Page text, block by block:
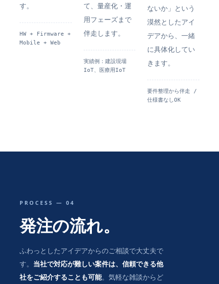
す。
HW + Firmware +
Mobile + Web
て、量産化・運
用フェーズまで
伴走します。
実績例：建設現場
IoT、医療用IoT
ないか」という
漠然としたアイ
デアから、一緒
に具体化してい
きます。
要件整理から伴走 /
仕様書なしOK
PROCESS — 04
発注の流れ。
ふわっとしたアイデアからのご相談で大丈夫で
す。 当社で対応が難しい案件は、信頼できる他
社をご紹介することも可能。気軽な雑談からど